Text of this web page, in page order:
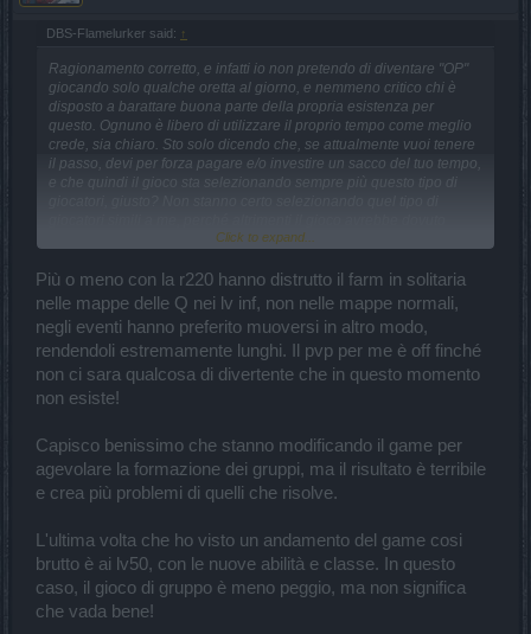
DBS-Flamelurker said: ↑
Ragionamento corretto, e infatti io non pretendo di diventare "OP"
giocando solo qualche oretta al giorno, e nemmeno critico chi è
disposto a barattare buona parte della propria esistenza per
questo. Ognuno è libero di utilizzare il proprio tempo come meglio
crede, sia chiaro. Sto solo dicendo che, se attualmente vuoi tenere
il passo, devi per forza pagare e/o investire un sacco del tuo tempo,
e che quindi il gioco sta selezionando sempre più questo tipo di
avere un gameplay migliore, maggiore varietà a livello di build,
richiesta.
Per come ragiono io, mi pongo semplicemente questa domanda:
ne vale la pena? Ha senso investire innumerevoli ore, mesi e anni
quando un DK migliore di me sta ancora farmando progresso a
Letale/Inf1 nelle classifiche, semplicemente perché oltre ci impiega
troppo tempo, e in Inf4 ci va ancora in gruppo perché altrimenti
non cambia nulla. Quello che manca è il MOTIVO per migliorarsi,
perché avere 40k o 60k cambia quasi nulla allo stato attuale delle
cose; la 220 ha semplicemente distrutto questo delicato equilibrio.
Secondo costruire gli eventi per ESSERI UMANI, non per ROBOT.
Certo, a livello visivo hai ottenuto quei 5k in più ed è estremamente
appagante (sì, come no... ahah), ma all'atto pratico cambia poco o
nulla perché ancora ci impieghi una vita nelle mod Infernali. Quindi
stai portando un personaggio con forza complessiva di 4 a livello
Click to expand...
Più o meno con la r220 hanno distrutto il farm in solitaria
nelle mappe delle Q nei lv inf, non nelle mappe normali,
negli eventi hanno preferito muoversi in altro modo,
rendendoli estremamente lunghi. Il pvp per me è off finché
non ci sara qualcosa di divertente che in questo momento
non esiste!
Capisco benissimo che stanno modificando il game per
agevolare la formazione dei gruppi, ma il risultato è terribile
e crea più problemi di quelli che risolve.
L'ultima volta che ho visto un andamento del game cosi
brutto è ai lv50, con le nuove abilità e classe. In questo
caso, il gioco di gruppo è meno peggio, ma non significa
che vada bene!